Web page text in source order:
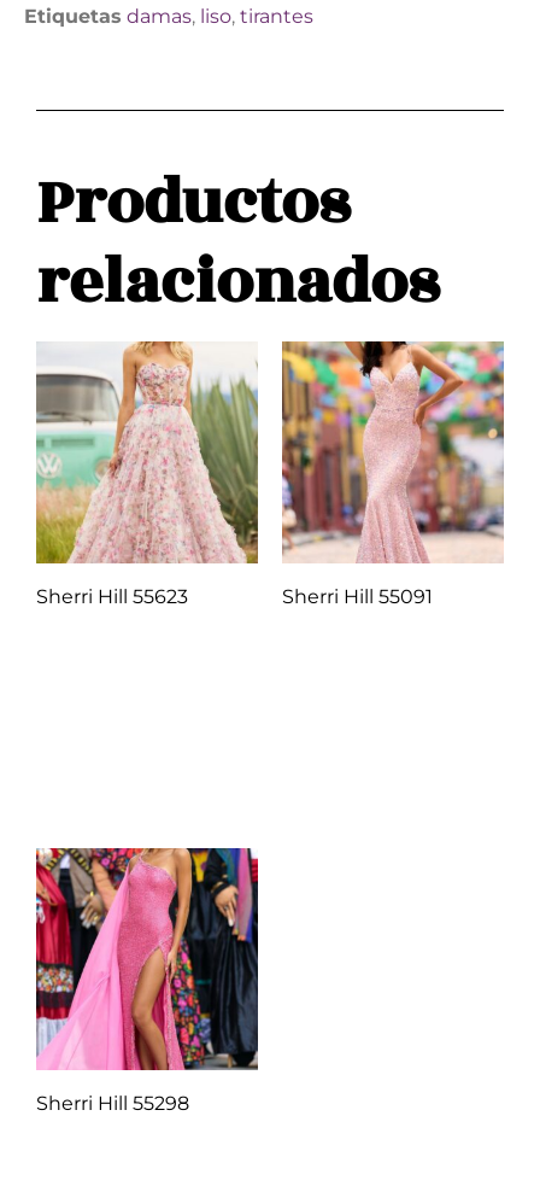
Etiquetas damas, liso, tirantes
Productos
relacionados
Sherri Hill 55623 Sherri Hill 55091
Sherri Hill 55298